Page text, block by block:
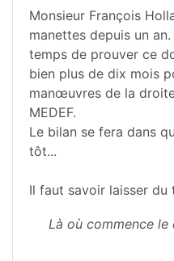
Monsieur François
manettes depuis un
temps de prouver ce
bien plus de dix mois
manœuvres de la
MEDEF.
Le bilan se fera dans
tôt...
Il faut savoir laisser du
Là où commence le